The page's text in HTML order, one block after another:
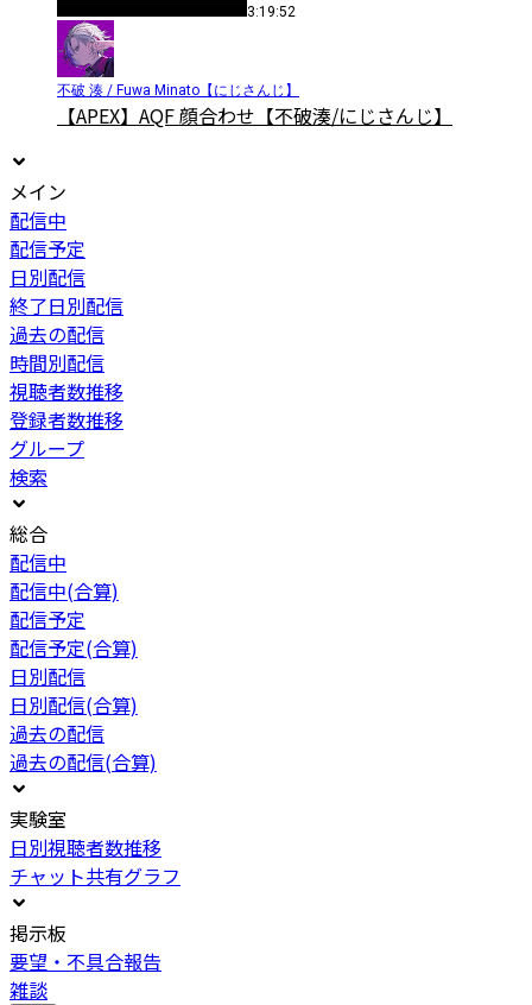
3:19:52
不破 湊 / Fuwa Minato【にじさんじ】
【APEX】AQF 顔合わせ【不破湊/にじさんじ】
メイン
配信中
配信予定
日別配信
終了日別配信
過去の配信
時間別配信
視聴者数推移
登録者数推移
グループ
検索
総合
配信中
配信中(合算)
配信予定
配信予定(合算)
日別配信
日別配信(合算)
過去の配信
過去の配信(合算)
実験室
日別視聴者数推移
チャット共有グラフ
掲示板
要望・不具合報告
雑談